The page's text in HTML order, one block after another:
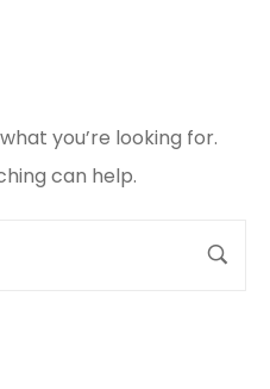
you’re looking for.
can help.